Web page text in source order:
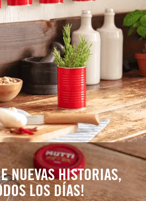
NUEVAS HISTORIAS,
LOS DÍAS!